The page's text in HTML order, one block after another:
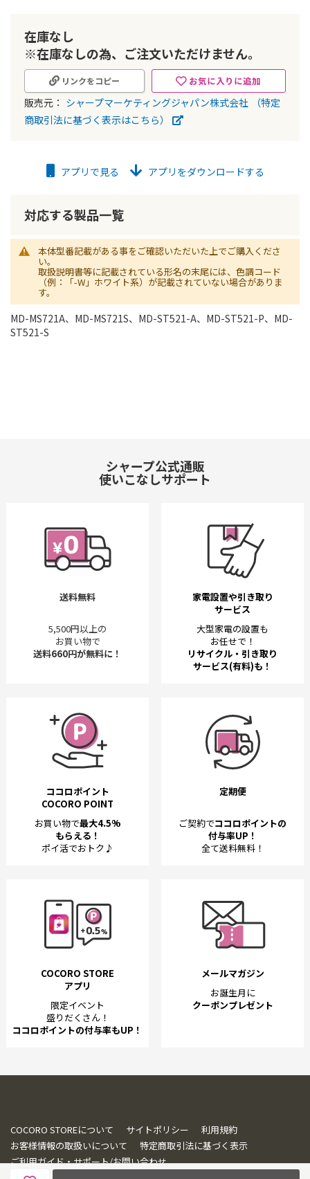
在庫なし
※在庫なしの為、ご注文いただけません。
お気に入りに追加
リンクをコピー
販売元： シャープマーケティングジャパン株式会社
（特定
商取引法に基づく表示はこちら）
動
アプリで見る アプリをダウンロードする
対応する製品一覧
本体型番記載がある事をご確認いただいた上でご購入くださ
い。
取扱説明書等に記載されている形名の末尾には、色調コード
（例：「-W」ホワイト系）が記載されていない場合がありま
す。
MD-MS721A、MD-MS721S、MD-ST521-A、MD-ST521-P、MD-
ST521-S
シャープ公式通販
使いこなしサポート
送料無料
5,500円以上の
お買い物で
送料660円が無料に！
家電設置や引き取り
サービス
大型家電の設置も
お任せで！
リサイクル・引き取り
サービス(有料)も！
ココロポイント
COCORO POINT
お買い物で最大4.5%
もらえる！
ポイ活でおトク♪
定期便
ご契約でココロポイントの
付与率UP！
全て送料無料！
COCORO STORE
アプリ
限定イベント
盛りだくさん！
ココロポイントの付与率もUP！
メールマガジン
お誕生月に
クーポンプレゼント
COCORO STOREについて サイトポリシー
利用規約
お客様情報の取扱いについて
特定商取引法に基づく表示
ご利用ガイド・サポート/お問い合わせ